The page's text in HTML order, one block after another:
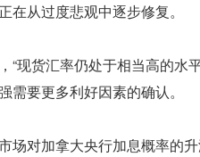
在从过度悲观中逐步修复。
“现货汇率仍处于相当高的
需要更多利好因素的确认。
场对加拿大央行加息概率的